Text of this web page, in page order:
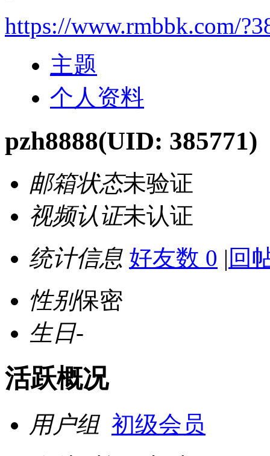
https://www.rmbbk.com/
主题
个人资料
pzh8888(UID: 385771)
邮箱状态未验证
视频认证未认证
统计信息 好友数 0 | 回
性别保密
生日-
活跃概况
用户组 初级会员